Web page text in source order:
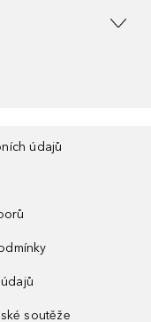
údajů
soutěže